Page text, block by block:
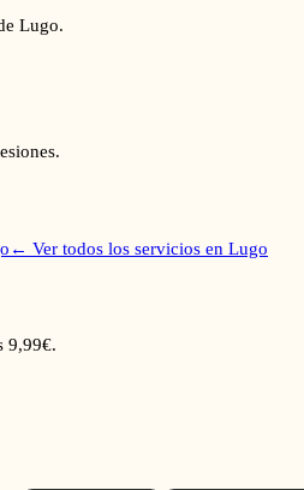
Lugo.
← Ver todos los servicios en Lugo
9,99€.